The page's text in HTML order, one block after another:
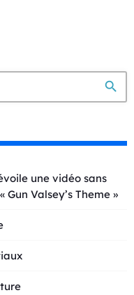
search
une vidéo sans
Valsey’s Theme »